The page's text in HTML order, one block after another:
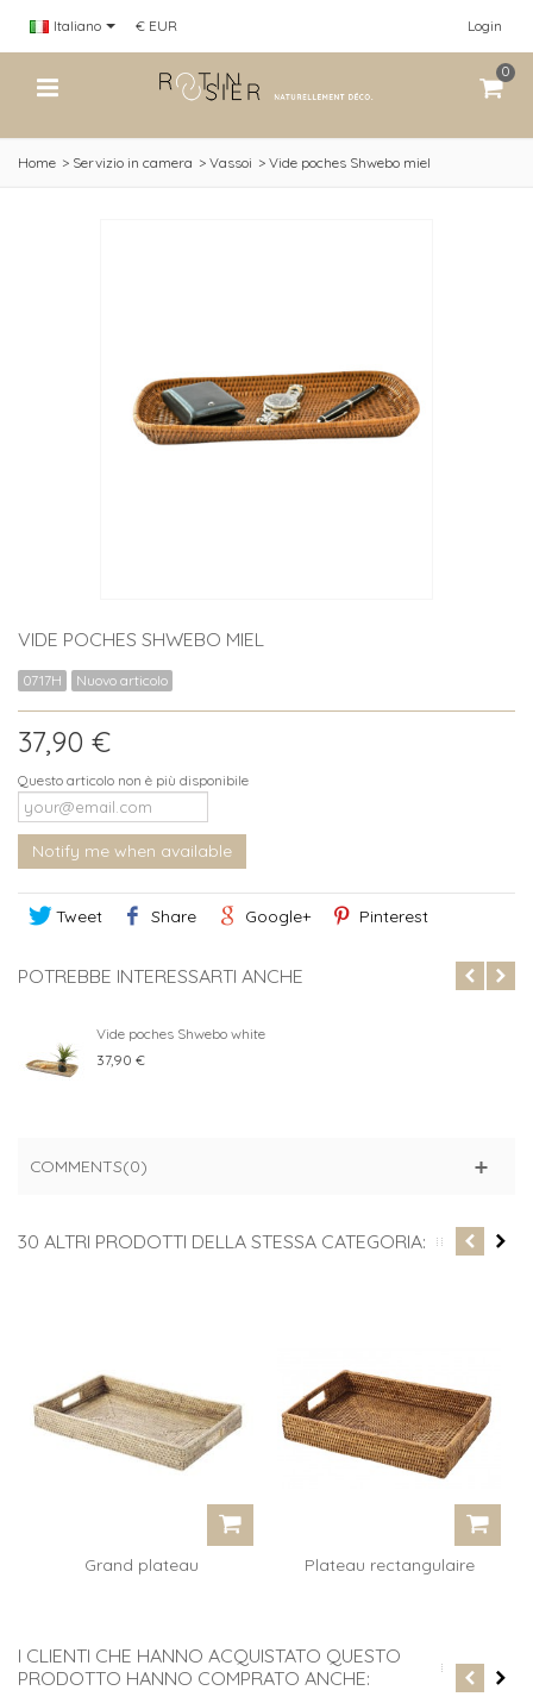
Italiano Login
€ EUR
0
Home > Servizio in camera > Vassoi > Vide poches Shwebo miel
VIDE POCHES SHWEBO MIEL
0717H Nuovo articolo
37,90 €
Questo articolo non è più disponibile
Notify me when available
Tweet Share Google+ Pinterest
POTREBBE INTERESSARTI ANCHE
Vide poches Shwebo white
37,90 €
COMMENTS(0)
30 ALTRI PRODOTTI DELLA STESSA CATEGORIA:
Grand plateau
Plateau rectangulaire
I CLIENTI CHE HANNO ACQUISTATO QUESTO
PRODOTTO HANNO COMPRATO ANCHE: